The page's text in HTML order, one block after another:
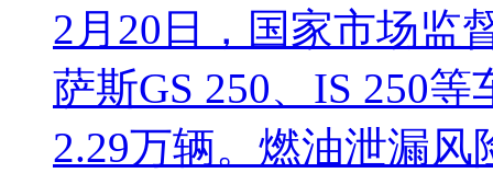
2月20日，国家市场监
萨斯GS 250、IS 250
2.29万辆。燃油泄漏